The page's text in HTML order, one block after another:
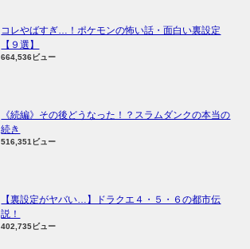
コレやばすぎ…！ポケモンの怖い話・面白い裏設定
【９選】
664,536ビュー
《続編》その後どうなった！？スラムダンクの本当の
続き
516,351ビュー
【裏設定がヤバい…】ドラクエ４・５・６の都市伝
説！
402,735ビュー